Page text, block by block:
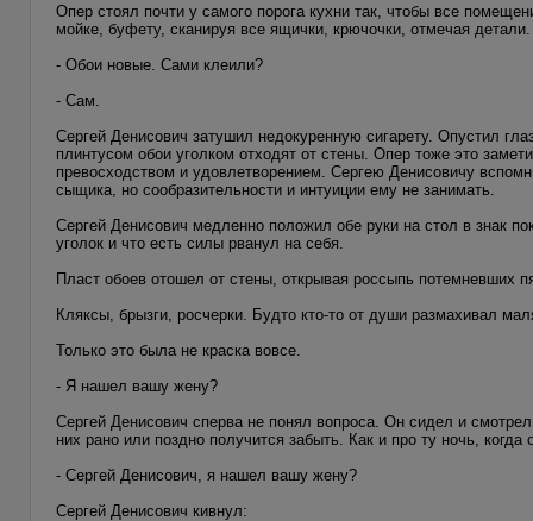
Опер стоял почти у самого порога кухни так, чтобы все
мойке, буфету, сканируя все ящички, крючочки, отмечая
- Обои новые. Сами клеили?
- Сам.
Сергей Денисович затушил недокуренную сигарету. Опустил
плинтусом обои уголком отходят от стены. Опер тоже это
превосходством и удовлетворением. Сергею Денисовичу
сыщика, но сообразительности и интуиции ему не занимать.
Сергей Денисович медленно положил обе руки на стол в знак
уголок и что есть силы рванул на себя.
Пласт обоев отошел от стены, открывая россыпь потемневших
Кляксы, брызги, росчерки. Будто кто-то от души размахивал
Только это была не краска вовсе.
- Я нашел вашу жену?
Сергей Денисович сперва не понял вопроса. Он сидел и
них рано или поздно получится забыть. Как и про ту ночь, когда
- Сергей Денисович, я нашел вашу жену?
Сергей Денисович кивнул: